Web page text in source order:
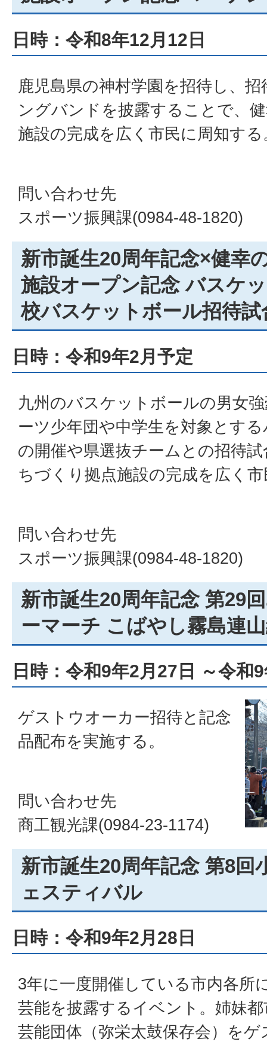
日時：令和8年12月12日
鹿児島県の神村学園を招待し、
ングバンドを披露することで、
施設の完成を広く市民に周知する
問い合わせ先
スポーツ振興課(0984-48-1820)
新市誕生20周年記念×健幸
施設オープン記念 バスケ
校バスケットボール招待試
日時：令和9年2月予定
九州のバスケットボールの男女
ーツ少年団や中学生を対象とす
の開催や県選抜チームとの招待
ちづくり拠点施設の完成を広く
問い合わせ先
スポーツ振興課(0984-48-1820)
新市誕生20周年記念 第29
ーマーチ こばやし霧島連
日時：令和9年2月27日 ～令和
ゲストウオーカー招待と記念
品配布を実施する。
問い合わせ先
商工観光課(0984-23-1174)
新市誕生20周年記念 第8回
ェスティバル
日時：令和9年2月28日
3年に一度開催している市内各所
芸能を披露するイベント。姉妹
芸能団体（弥栄太鼓保存会）を